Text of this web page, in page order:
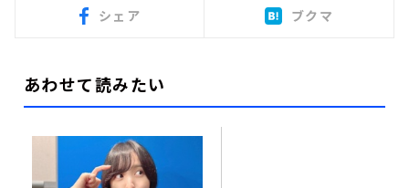
シェア ブクマ
あわせて読みたい